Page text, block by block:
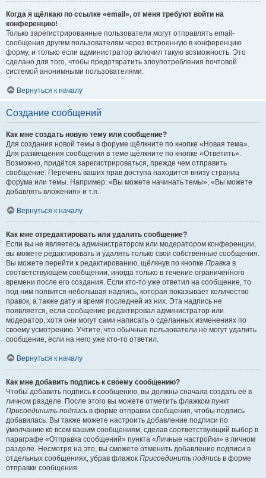
Когда я щёлкаю по ссылке «email», от меня требуют войти на
конференцию!
Только зарегистрированные пользователи могут отправлять email-
сообщения другим пользователям через встроенную в конференцию
форму, и только если администратор включил такую возможность. Это
сделано для того, чтобы предотвратить злоупотребления почтовой
системой анонимными пользователями.
Вернуться к началу
Создание сообщений
Как мне создать новую тему или сообщение?
Для создания новой темы в форуме щёлкните по кнопке «Новая тема».
Для размещения сообщения в теме щёлкните по кнопке «Ответить».
Возможно, придётся зарегистрироваться, прежде чем отправить
сообщение. Перечень ваших прав доступа находится внизу страниц
форума или темы. Например: «Вы можете начинать темы», «Вы можете
добавлять вложения» и т.п.
Вернуться к началу
Как мне отредактировать или удалить сообщение?
Если вы не являетесь администратором или модератором конференции,
вы можете редактировать и удалять только свои собственные сообщения.
Вы можете перейти к редактированию, щёлкнув по кнопке Правка в
соответствующем сообщении, иногда только в течение ограниченного
времени после его создания. Если кто-то уже ответил на сообщение, то
под ним появится небольшая надпись, которая показывает количество
правок, а также дату и время последней из них. Эта надпись не
появляется, если сообщение редактировал администратор или
модератор, хотя они могут сами написать о сделанных изменениях по
своему усмотрению. Учтите, что обычные пользователи не могут удалить
сообщение, если на него уже кто-то ответил.
Вернуться к началу
Как мне добавить подпись к своему сообщению?
Чтобы добавить подпись к сообщению, вы должны сначала создать её в
личном разделе. После этого вы можете отметить флажком пункт
Присоединить подпись в форме отправки сообщения, чтобы подпись
добавилась. Вы также можете настроить добавление подписи по
умолчанию ко всем вашим сообщениям, сделав соответствующий выбор в
параграфе «Отправка сообщений» пункта «Личные настройки» в личном
разделе. Несмотря на это, вы сможете отменить добавление подписи в
отдельных сообщениях, убрав флажок Присоединить подпись в форме
отправки сообщения.